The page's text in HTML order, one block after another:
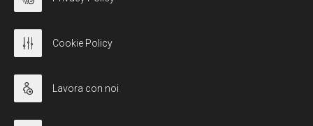
Cookie Policy
Lavora con noi